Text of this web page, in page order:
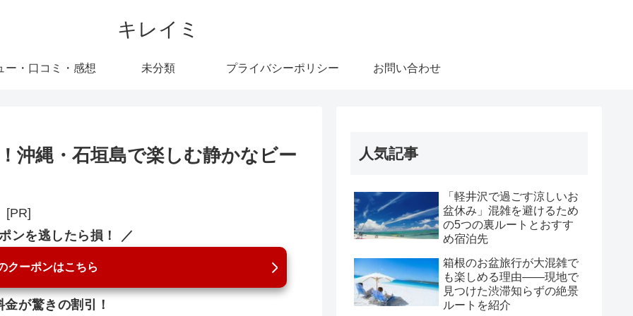
キレイミ
ー・口コミ・感想 未分類 プライバシーポリシー お問い合わせ
沖縄・石垣島で楽しむ静かなビー
[PR]
ンを逃したら損！ ／
クーポンはこちら
が驚きの割引！
人気記事
「軽井沢で過ごす涼しいお
盆休み」混雑を避けるため
の5つの裏ルートとおすす
め宿泊先
箱根のお盆旅行が大混雑で
も楽しめる理由――現地で
見つけた渋滞知らずの絶景
ルートを紹介